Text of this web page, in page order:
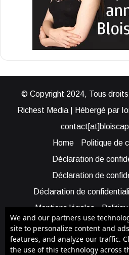
© Copyright 2024, Tous
Richest Media | Hébergé par
Home
Politique de
Déclaration de
Déclaration de
Déclaration de
Mentions légales
Cookie Policy (AUS)
Qui sommes-nous ?
We and our partners use
site to personalize content and
features, and analyze our traffic.
the use of this technology across